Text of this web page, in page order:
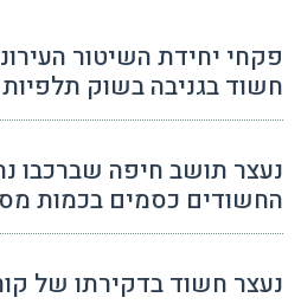
פקחי יחידת השיטור
חשוד בגניבה בשוק תלפיות
נעצר תושב חיפה שברכבו
החשודים כסמים בכמות
נעצר חשוד בדקירתו של קורבן בן